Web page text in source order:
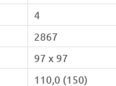
4
2867
97 x 97
110,0 (150)